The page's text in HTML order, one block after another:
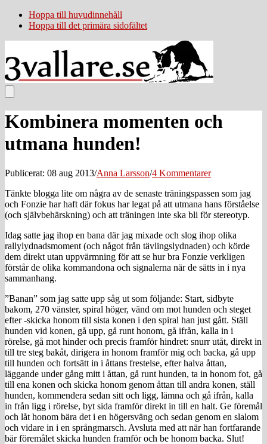
Hoppa till huvudinnehåll
Hoppa till det primära sidofältet
Kombinera momenten och
utmana hunden!
Publicerat: 08 aug 2013/Anna Larsson/4 Kommentarer
Tänkte blogga lite om några av de senaste träningspassen som jag
och Fonzie har haft där fokus har legat på att utmana hans förståelse
(och självbehärskning) och att träningen inte ska bli för stereotyp.
Idag satte jag ihop en bana där jag mixade och slog ihop olika
rallylydnadsmoment (och något från tävlingslydnaden) och körde
dem direkt utan uppvärmning för att se hur bra Fonzie verkligen
förstår de olika kommandona och signalerna när de sätts in i nya
sammanhang.
”Banan” som jag satte upp såg ut som följande: Start, sidbyte
bakom, 270 vänster, spiral höger, vänd om mot hunden och steget
efter -skicka honom till sista konen i den spiral han just gått. Ställ
hunden vid konen, gå upp, gå runt honom, gå ifrån, kalla in i
rörelse, gå mot hinder och precis framför hindret: snurr utåt, direkt in
till tre steg bakåt, dirigera in honom framför mig och backa, gå upp
till hunden och fortsätt in i åttans frestelse, efter halva åttan,
läggande under gång mitt i åttan, gå runt hunden, ta in honom fot, gå
till ena konen och skicka honom genom åttan till andra konen, ställ
hunden, kommendera sedan sitt och ligg, lämna och gå ifrån, kalla
in från ligg i rörelse, byt sida framför direkt in till en halt. Ge föremål
och låt honom bära det i en högersväng och sedan genom en slalom
och vidare in i en språngmarsch. Avsluta med att när han fortfarande
bär föremålet skicka hunden framför och be honom backa. Slut!